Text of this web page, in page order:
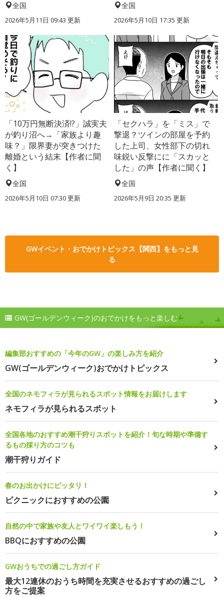
全国
2026年5月11日 09:43 更新
全国
2026年5月10日 17:35 更新
「10万円無断決済!?」誠実夫
が釣り沼へ→「家族より趣
味？」限界妻が突きつけた
離婚という結末【作者に聞
く】
全国
2026年5月10日 07:30 更新
「セクハラ」を「ミス」で
撃退？ツインの部屋を予約
した上司、女性部下の切れ
味鋭い反撃にに「スカッと
した」の声【作者に聞く】
全国
2026年5月9日 20:35 更新
GWイベント・おでかけトピックス【関西】をもっと見
る
GW(ゴールデンウィーク)のおでかけをもっと楽しむ
編集部おすすめの「今年のGW」の楽しみ方を紹介
GW(ゴールデンウィーク)おでかけトピックス
全国のネモフィラが見られるスポット情報をお届けします
ネモフィラが見られるスポット
全国各地のおすすめ潮干狩りスポットを紹介！旬な時期や準備す
るもの採り方のコツも
潮干狩りガイド
春のお出かけにピッタリ！
ピクニックにおすすめの公園
自然の中で家族や友人とワイワイ楽しもう！
BBQにおすすめの公園
GWおうちでの過ごし方ガイド
最大12連休のおうち時間を充実させるおすすめの過ごし
方をご提案